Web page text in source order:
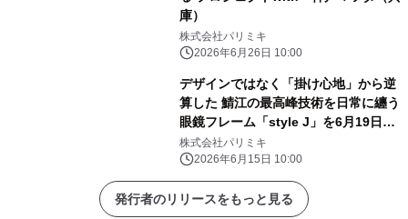
庫）
株式会社パリミキ
2026年6月26日 10:00
デザインではなく「掛け心地」から逆
算した 鯖江の最高峰技術を日常に纏う
眼鏡フレーム「style J」を6月19日
(金)に発売
株式会社パリミキ
2026年6月15日 10:00
発行者のリリースをもっと見る